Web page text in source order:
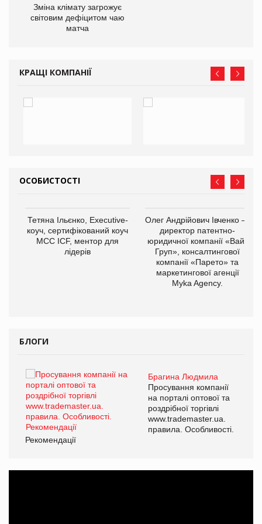
Зміна клімату загрожує
світовим дефіцитом чаю
матча
КРАЩІ КОМПАНІЇ
ОСОБИСТОСТІ
Тетяна Ільєнко, Executive-
коуч, сертифікований коуч
МСС ICF, ментор для
лідерів
Олег Андрійович Івченко —
директор патентно-
юридичної компанії «Вайз
Груп», консалтингової
компанії «Парето» та
маркетингової агенції
Myka Agency.
БЛОГИ
Брагина Людмила
Просування компанії
на порталі оптової та
роздрібної торгівлі
www.trademaster.ua.
правила. Особливості.
Рекомендації